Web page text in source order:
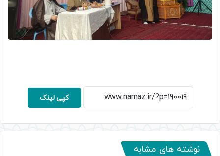
کپی لینک
نوشته های مشابه